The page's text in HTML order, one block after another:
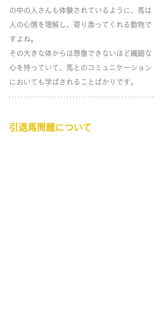
の中の人さんも体験されているように、馬は
人の心情を理解し、寄り添ってくれる動物で
すよね。
その大きな体からは想像できないほど繊細な
心を持っていて、馬とのコミュニケーション
においても学ばされることばかりです。
引退馬問題について